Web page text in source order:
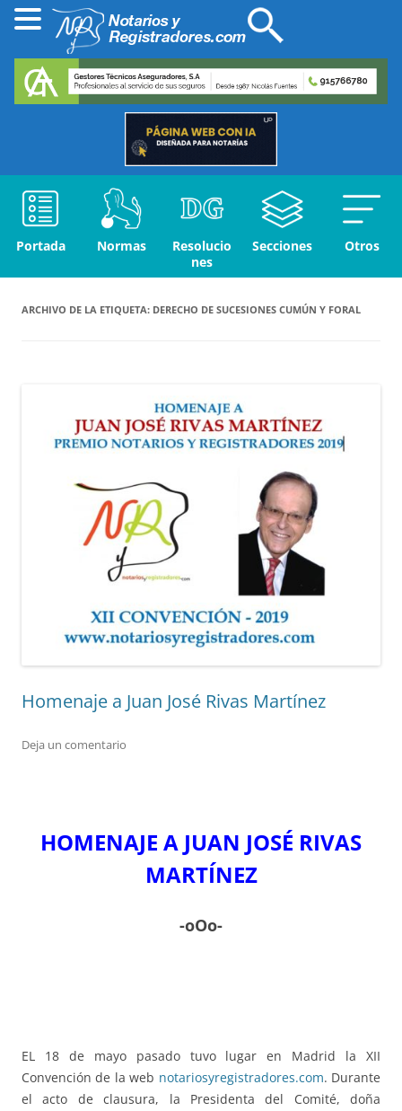
Portada Normas
Resolucio
nes
Secciones Otros
ARCHIVO DE LA ETIQUETA: DERECHO DE SUCESIONES CUMÚN Y FORAL
Homenaje a Juan José Rivas Martínez
Deja un comentario
HOMENAJE A JUAN JOSÉ RIVAS
MARTÍNEZ
-oOo-
EL 18 de mayo pasado tuvo lugar en Madrid la XII
Convención de la web notariosyregistradores.com. Durante
el acto de clausura, la Presidenta del Comité, doña